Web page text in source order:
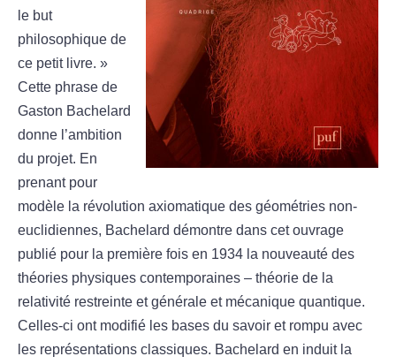
le but
philosophique de
ce petit livre. »
Cette phrase de
Gaston Bachelard
donne l’ambition
du projet. En
prenant pour
modèle la révolution axiomatique des géométries non-
euclidiennes, Bachelard démontre dans cet ouvrage
publié pour la première fois en 1934 la nouveauté des
théories physiques contemporaines – théorie de la
relativité restreinte et générale et mécanique quantique.
Celles-ci ont modifié les bases du savoir et rompu avec
les représentations classiques. Bachelard en induit la